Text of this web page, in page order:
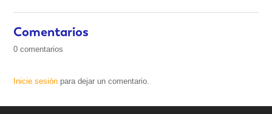
Comentarios
0 comentarios
Inicie sesión para dejar un comentario.